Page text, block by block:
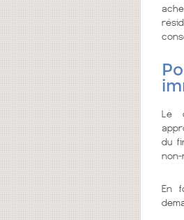
Le
du
non-
En